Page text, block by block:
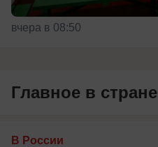
вчера в 08:50
Главное в стране
В России